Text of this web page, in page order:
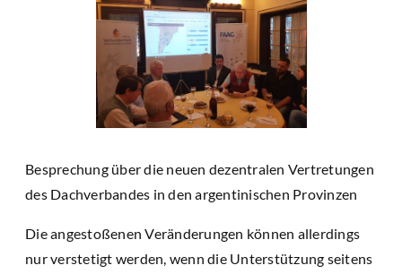
Besprechung über die neuen dezentralen Vertretungen
des Dachverbandes in den argentinischen Provinzen
Die angestoßenen Veränderungen können allerdings
nur verstetigt werden, wenn die Unterstützung seitens